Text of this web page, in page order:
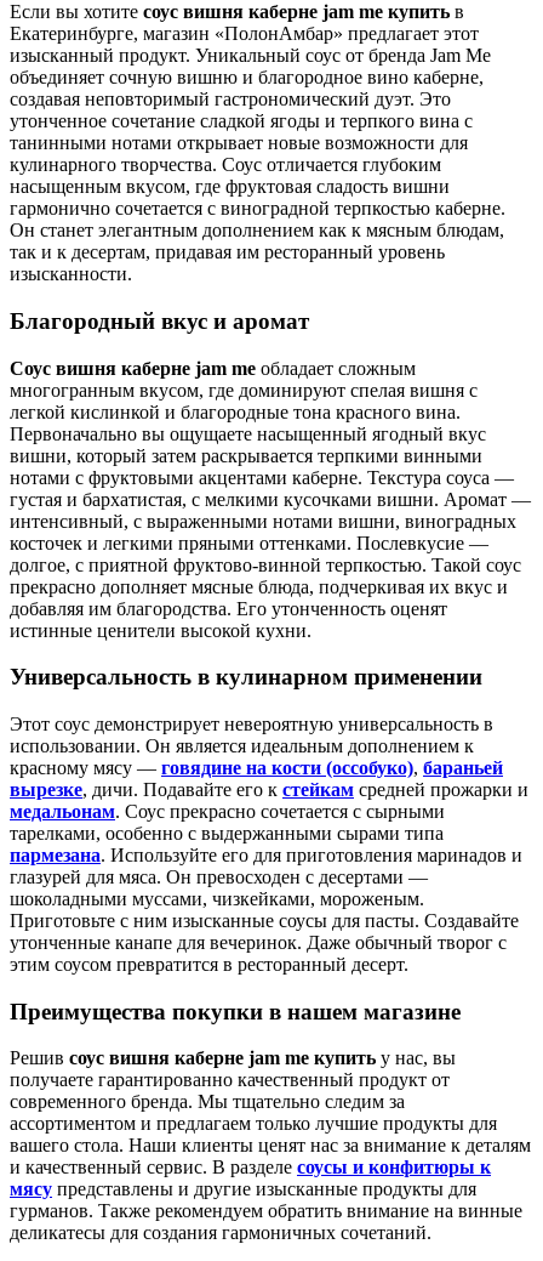
Если вы хотите соус вишня каберне jam me купить в
Екатеринбурге, магазин «ПолонАмбар» предлагает этот
изысканный продукт. Уникальный соус от бренда Jam Me
объединяет сочную вишню и благородное вино каберне,
создавая неповторимый гастрономический дуэт. Это
утонченное сочетание сладкой ягоды и терпкого вина с
танинными нотами открывает новые возможности для
кулинарного творчества. Соус отличается глубоким
насыщенным вкусом, где фруктовая сладость вишни
гармонично сочетается с виноградной терпкостью каберне.
Он станет элегантным дополнением как к мясным блюдам,
так и к десертам, придавая им ресторанный уровень
изысканности.
Благородный вкус и аромат
Соус вишня каберне jam me обладает сложным
многогранным вкусом, где доминируют спелая вишня с
легкой кислинкой и благородные тона красного вина.
Первоначально вы ощущаете насыщенный ягодный вкус
вишни, который затем раскрывается терпкими винными
нотами с фруктовыми акцентами каберне. Текстура соуса —
густая и бархатистая, с мелкими кусочками вишни. Аромат —
интенсивный, с выраженными нотами вишни, виноградных
косточек и легкими пряными оттенками. Послевкусие —
долгое, с приятной фруктово-винной терпкостью. Такой соус
прекрасно дополняет мясные блюда, подчеркивая их вкус и
добавляя им благородства. Его утонченность оценят
истинные ценители высокой кухни.
Универсальность в кулинарном применении
Этот соус демонстрирует невероятную универсальность в
использовании. Он является идеальным дополнением к
красному мясу — говядине на кости (оссобуко), бараньей
вырезке, дичи. Подавайте его к стейкам средней прожарки и
медальонам. Соус прекрасно сочетается с сырными
тарелками, особенно с выдержанными сырами типа
пармезана. Используйте его для приготовления маринадов и
глазурей для мяса. Он превосходен с десертами —
шоколадными муссами, чизкейками, мороженым.
Приготовьте с ним изысканные соусы для пасты. Создавайте
утонченные канапе для вечеринок. Даже обычный творог с
этим соусом превратится в ресторанный десерт.
Преимущества покупки в нашем магазине
Решив соус вишня каберне jam me купить у нас, вы
получаете гарантированно качественный продукт от
современного бренда. Мы тщательно следим за
ассортиментом и предлагаем только лучшие продукты для
вашего стола. Наши клиенты ценят нас за внимание к деталям
и качественный сервис. В разделе соусы и конфитюры к
мясу представлены и другие изысканные продукты для
гурманов. Также рекомендуем обратить внимание на винные
деликатесы для создания гармоничных сочетаний.